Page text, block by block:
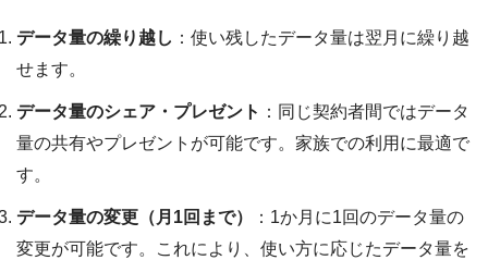
データ量の繰り越し ：使い残したデータ量は翌月に繰り越
せます。
データ量のシェア・プレゼント ：同じ契約者間ではデータ
量の共有やプレゼントが可能です。家族での利用に最適で
す。
データ量の変更（月1回まで）
：1か月に1回のデータ量の
変更が可能です。これにより、使い方に応じたデータ量を